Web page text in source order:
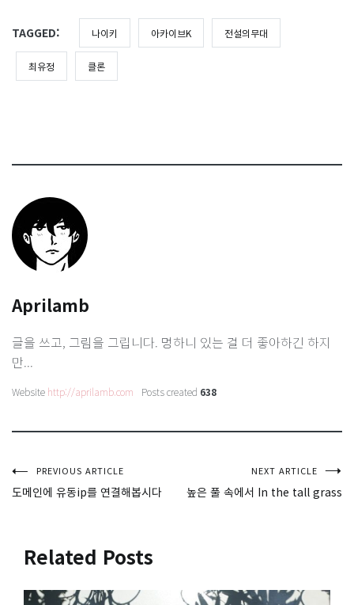
TAGGED: 나이키 아카이브K 전설의무대
최유정 클론
Aprilamb
글을 쓰고, 그림을 그립니다. 멍하니 있는 걸 더 좋아하긴 하지
만...
Website http://aprilamb.com Posts created 638
글
색
PREVIOUS ARTICLE
도메인에 유동ip를 연결해봅시다
NEXT ARTICLE
높은 풀 속에서 In the tall grass
Related Posts